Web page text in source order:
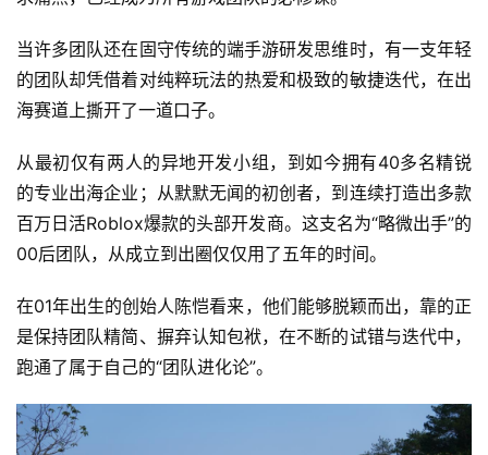
当许多团队还在固守传统的端手游研发思维时，有一支年轻
的团队却凭借着对纯粹玩法的热爱和极致的敏捷迭代，在出
海赛道上撕开了一道口子。
从最初仅有两人的异地开发小组，到如今拥有40多名精锐
的专业出海企业；从默默无闻的初创者，到连续打造出多款
百万日活Roblox爆款的头部开发商。这支名为“略微出手”的
00后团队，从成立到出圈仅仅用了五年的时间。
在01年出生的创始人陈恺看来，他们能够脱颖而出，靠的正
是保持团队精简、摒弃认知包袱，在不断的试错与迭代中，
跑通了属于自己的“团队进化论”。